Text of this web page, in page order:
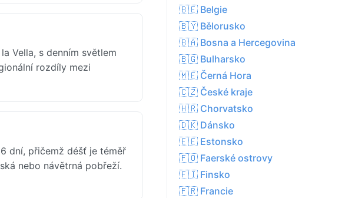
Vella, s denním světlem
rozdíly mezi
dní, přičemž déšť je téměř
nebo návětrná pobřeží.
🇧🇪 Belgie
🇧🇾 Bělorusko
🇧🇦 Bosna a Hercegovina
🇧🇬 Bulharsko
🇲🇪 Černá Hora
🇨🇿 České kraje
🇭🇷 Chorvatsko
🇩🇰 Dánsko
🇪🇪 Estonsko
🇫🇴 Faerské ostrovy
🇫🇮 Finsko
🇫🇷 Francie